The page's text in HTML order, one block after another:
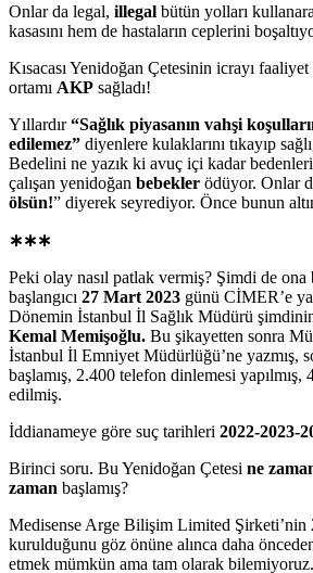
Onlar da legal, illegal bütün yolları
kasasını hem de hastaların ceplerini
Kısacası Yenidoğan Çetesinin icrayı
ortamı AKP sağladı!
Yıllardır“Sağlık piyasanın vahşi
edilemez” diyenlere kulaklarını tıkayıp
Bedelini ne yazık ki avuç içi kadar
çalışan yenidoğan bebekler ödüyor. Onlar
ölsün!” diyerek seyrediyor. Önce bunun
∗∗∗
Peki olay nasıl patlak vermiş? Şimdi de ona
başlangıcı 27 Mart 2023 günü CİMER’e
Dönemin İstanbul İl Sağlık Müdürü
Kemal Memişoğlu. Bu şikayetten sonra
İstanbul İl Emniyet Müdürlüğü’ne yazmış,
başlamış, 2.400 telefon dinlemesi yapılmış,
edilmiş.
İddianameye göre suç tarihleri 2022-2023-
Birinci soru. Bu Yenidoğan Çetesi ne
zaman başlamış?
Medisense Arge Bilişim Limited Şirketi’nin
kurulduğunu göz önüne alınca daha
etmek mümkün ama tam olarak